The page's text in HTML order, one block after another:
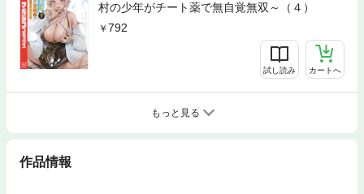
村の少年がチート薬で無自覚無双～（４）
792
試し読み カートへ
もっと見る
作品情報